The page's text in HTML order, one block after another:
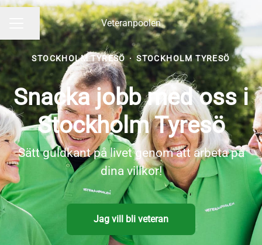
KARRIÄRMENY Veteranpoolen
Dela sidan
STOCKHOLM TYRESÖ · STOCKHOLM TYRESÖ
Snacka jobb med oss i
Stockholm Tyresö
Sätt guldkant på livet genom att arbeta på
dina villkor!
Jag vill bli veteran